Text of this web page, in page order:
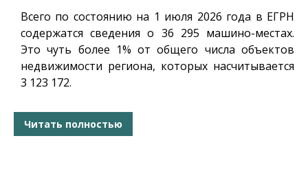
Всего по состоянию на 1 июля 2026 года в ЕГРН
содержатся сведения о 36 295 машино-местах.
Это чуть более 1% от общего числа объектов
недвижимости региона, которых насчитывается
3 123 172.
Читать полностью